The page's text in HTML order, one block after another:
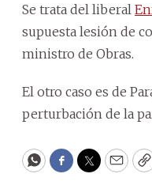
Se trata del liberal
supuesta lesión de
ministro de Obras.
El otro caso es de
perturbación de la
WhatsApp
Facebook
Twitter